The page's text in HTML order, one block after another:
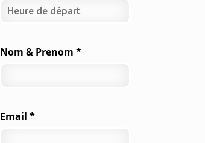
Nom & Prenom *
Email *